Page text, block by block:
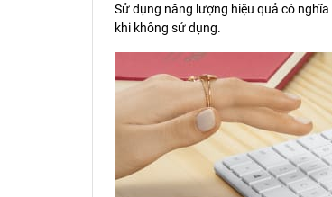
Sử dụng năng lượng hiệu quả có
khi không sử dụng.